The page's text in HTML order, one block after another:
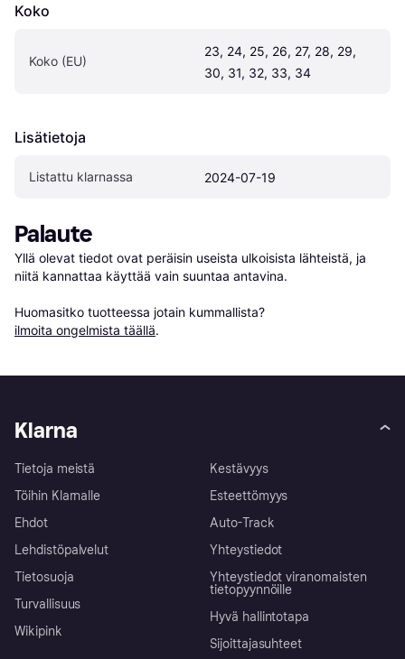
Koko
Koko (EU)
23, 24, 25, 26, 27, 28, 29,
30, 31, 32, 33, 34
Lisätietoja
Listattu klarnassa 2024-07-19
Palaute
Yllä olevat tiedot ovat peräisin useista ulkoisista lähteistä, ja
niitä kannattaa käyttää vain suuntaa antavina.
Huomasitko tuotteessa jotain kummallista?
ilmoita ongelmista täällä.
Klarna
Tietoja meistä
Töihin Klarnalle
Ehdot
Lehdistöpalvelut
Tietosuoja
Turvallisuus
Wikipink
Kestävyys
Esteettömyys
Auto-Track
Yhteystiedot
Yhteystiedot viranomaisten
tietopyynnöille
Hyvä hallintotapa
Sijoittajasuhteet